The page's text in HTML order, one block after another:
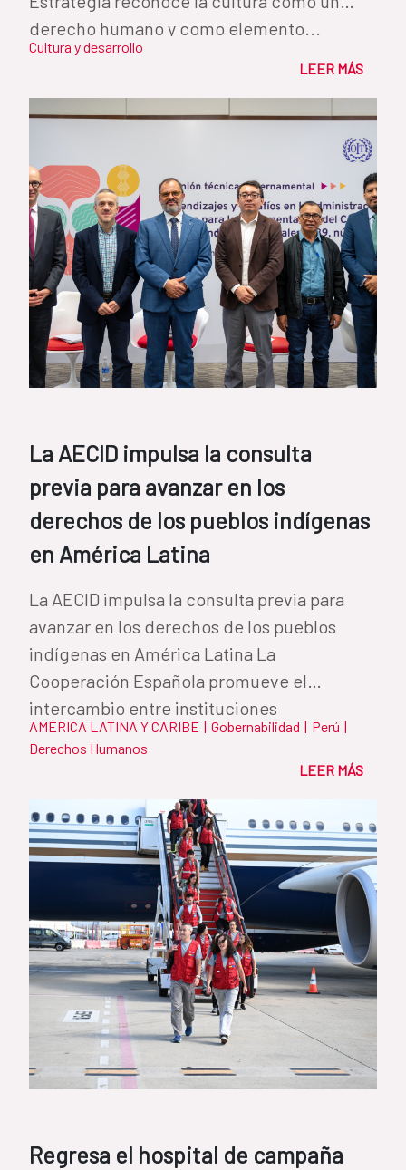
derecho humano y como elemento...
Cultura y desarrollo
LEER MÁS
La AECID impulsa la consulta
previa para avanzar en los
derechos de los pueblos indígenas
en América Latina
La AECID impulsa la consulta previa para
avanzar en los derechos de los pueblos
indígenas en América Latina La
Cooperación Española promueve el
intercambio entre instituciones
iberoamericanas para...
AMÉRICA LATINA Y CARIBE | Gobernabilidad | Perú |
Derechos Humanos
LEER MÁS
Regresa el hospital de campaña